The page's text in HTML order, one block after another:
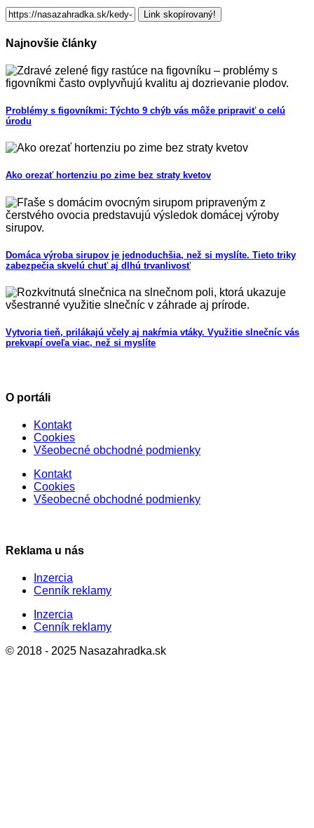
Link skopírovaný!
Najnovšie články
Problémy s figovníkmi: Týchto 9 chýb vás môže pripraviť o celú
úrodu
Ako orezať hortenziu po zime bez straty kvetov
Domáca výroba sirupov je jednoduchšia, než si myslíte. Tieto triky
zabezpečia skvelú chuť aj dlhú trvanlivosť
Vytvoria tieň, prilákajú včely aj nakŕmia vtáky. Využitie slnečníc vás
prekvapí oveľa viac, než si myslíte
O portáli
Kontakt
Cookies
Všeobecné obchodné podmienky
Kontakt
Cookies
Všeobecné obchodné podmienky
Reklama u nás
Inzercia
Cenník reklamy
Inzercia
Cenník reklamy
© 2018 - 2025 Nasazahradka.sk